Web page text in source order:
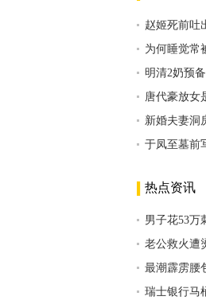
赵姬死前吐
为何睡觉常
明清2奶预
唐代豪放女
新婚夫妻洞
于凤至墓前
热点资讯
男子花53万
老公救火遭
最潮霹雳腰
瑞士银行马